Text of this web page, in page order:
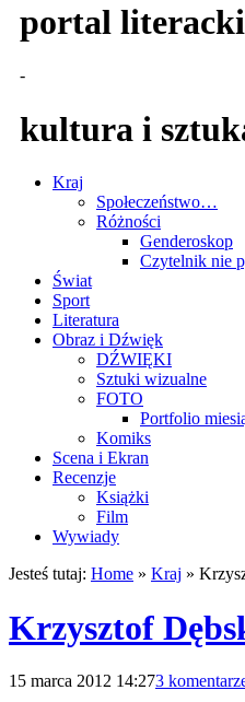
portal literacki
-
kultura i
Kraj
Społeczeństwo…
Różności
Genderoskop
Czytelnik nie
Świat
Sport
Literatura
Obraz i Dźwięk
DŹWIĘKI
Sztuki wizualne
FOTO
Portfolio
Komiks
Scena i Ekran
Recenzje
Książki
Film
Wywiady
Jesteś tutaj: Home » Kraj »
Krzysztof
15 marca 2012 14:273